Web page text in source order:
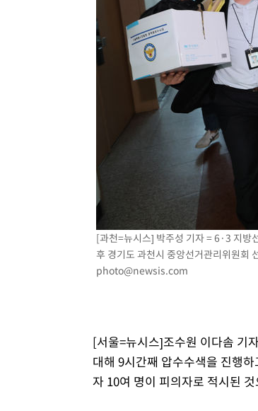
[속보]코스피, 301.88포인트(4.58%) 내
[속보]원·달러 환율, 0.7원 내린 1423.8
"여기 떨어졌다"…다누리, 스페이스X 로
손흥민, 5경기 연속골 실패…LAFC는 승부
내일까지 39도 '펄펄'…기상청 "태풍 지나
트럼프, 한국계 진보 주지사 후보 맹공…"
"美간섭에 합의 지연"…트럼프, '이란 호르
[속보]산업장관 "李정부, 원전 반대 안해…안정
[속보]경찰, '홍명보 선임 논란' 대한축구협회·
[과천=뉴시스] 박주성 기자 = 6·3 지방
후 경기도 과천시 중앙선거관리위원회
photo@newsis.com
[서울=뉴시스]조수원 이다솜 기
대해 9시간째 압수수색을 진행
자 10여 명이 피의자로 적시된